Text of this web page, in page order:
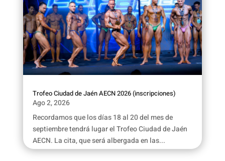
Trofeo Ciudad de Jaén AECN 2026 (inscripciones)
Ago 2, 2026
Recordamos que los días 18 al 20 del mes de
septiembre tendrá lugar el Trofeo Ciudad de Jaén
AECN. La cita, que será albergada en las...